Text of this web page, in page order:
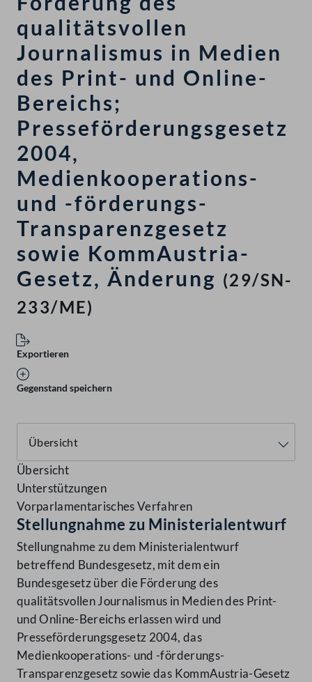
qualitätsvollen
Journalismus in Medien
des Print- und Online-
Bereichs;
Presseförderungsgesetz
2004,
Medienkooperations-
und -förderungs-
Transparenzgesetz
sowie KommAustria-
Gesetz, Änderung (29/SN-
233/ME)
Exportieren
Gegenstand speichern
Übersicht
Unterstützungen
Vorparlamentarisches Verfahren
Stellungnahme zu Ministerialentwurf
Stellungnahme zu dem Ministerialentwurf
betreffend Bundesgesetz, mit dem ein
Bundesgesetz über die Förderung des
qualitätsvollen Journalismus in Medien des Print-
und Online-Bereichs erlassen wird und
Presseförderungsgesetz 2004, das
Medienkooperations- und -förderungs-
Transparenzgesetz sowie das KommAustria-Gesetz